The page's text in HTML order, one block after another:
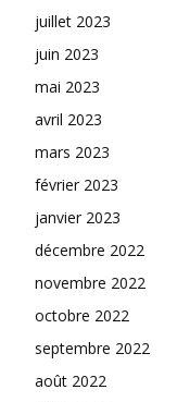
juillet 2023
juin 2023
mai 2023
avril 2023
mars 2023
février 2023
janvier 2023
décembre 2022
novembre 2022
octobre 2022
septembre 2022
août 2022